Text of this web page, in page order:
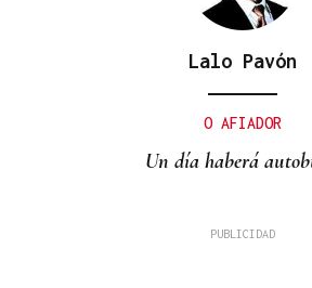
Lalo Pavón
O AFIADOR
Un día haberá